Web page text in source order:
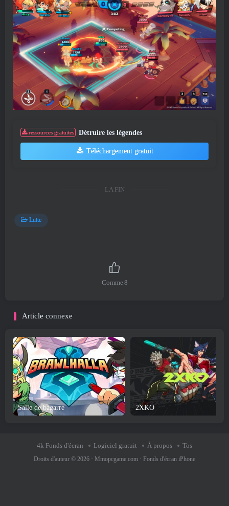
ressources gratuites Détruire les légendes
Téléchargement gratuit
LA FIN
Lutte
Comme 8
Article connexe
Salle de bagarre 2XKO
4k Fonds d'écran Logiciel gratuit À propos Tos
Droits d'auteur © 2026 · Mmopcgame.com · Fonds d'écran iPhone